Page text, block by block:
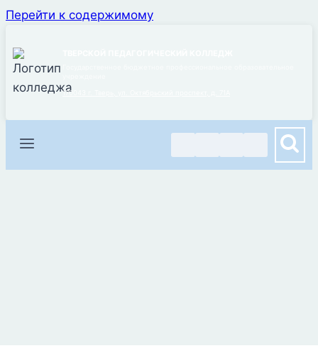
Перейти к содержимому
170043 г. Тверь, ул. Октябрьский проспект, д. 71А